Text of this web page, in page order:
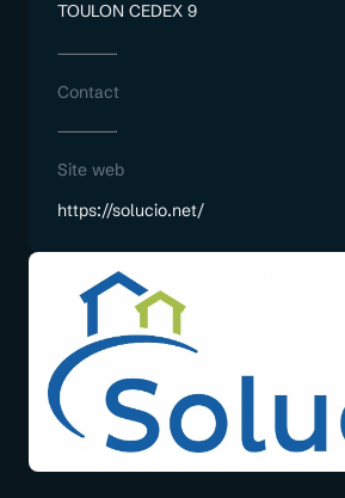
TOULON CEDEX 9
Contact
Site web
https://solucio.net/